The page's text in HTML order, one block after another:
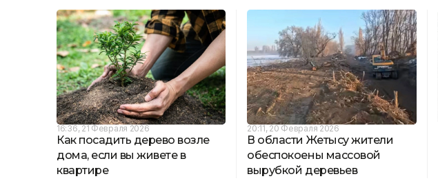
16:36, 21 Февраля 2026
Как посадить дерево возле
дома, если вы живете в
квартире
20:11, 20 Февраля 2026
В области Жетысу жители
обеспокоены массовой
вырубкой деревьев